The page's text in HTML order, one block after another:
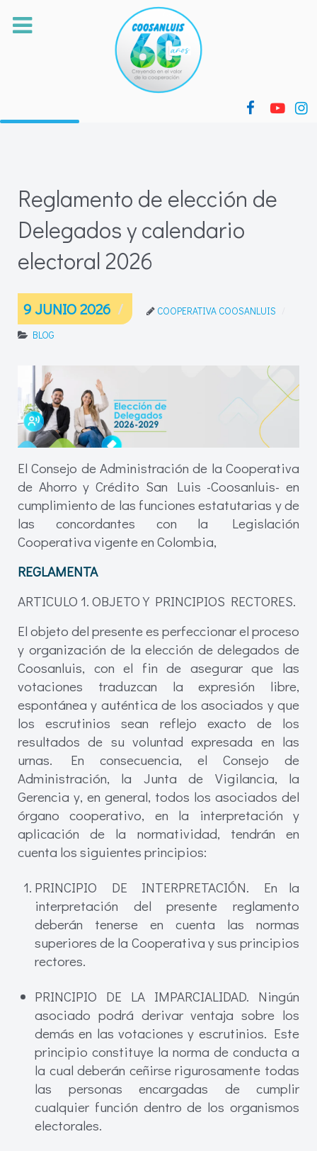
Reglamento de elección de
Delegados y calendario
electoral 2026
9 JUNIO 2026
COOPERATIVA COOSANLUIS
BLOG
El Consejo de Administración de la Cooperativa
de Ahorro y Crédito San Luis -Coosanluis- en
cumplimiento de las funciones estatutarias y de
las concordantes con la Legislación
Cooperativa vigente en Colombia,
REGLAMENTA
ARTICULO 1. OBJETO Y PRINCIPIOS RECTORES.
El objeto del presente es perfeccionar el proceso
y organización de la elección de delegados de
Coosanluis, con el fin de asegurar que las
votaciones traduzcan la expresión libre,
espontánea y auténtica de los asociados y que
los escrutinios sean reflejo exacto de los
resultados de su voluntad expresada en las
urnas. En consecuencia, el Consejo de
Administración, la Junta de Vigilancia, la
Gerencia y, en general, todos los asociados del
órgano cooperativo, en la interpretación y
aplicación de la normatividad, tendrán en
cuenta los siguientes principios:
PRINCIPIO DE INTERPRETACIÓN. En la
interpretación del presente reglamento
deberán tenerse en cuenta las normas
superiores de la Cooperativa y sus principios
rectores.
PRINCIPIO DE LA IMPARCIALIDAD. Ningún
asociado podrá derivar ventaja sobre los
demás en las votaciones y escrutinios. Este
principio constituye la norma de conducta a
la cual deberán ceñirse rigurosamente todas
las personas encargadas de cumplir
cualquier función dentro de los organismos
electorales.